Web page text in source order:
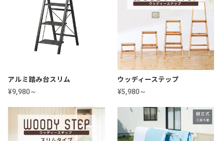
アルミ踏み台スリム
¥9,980～
ウッディーステップ
¥5,980～